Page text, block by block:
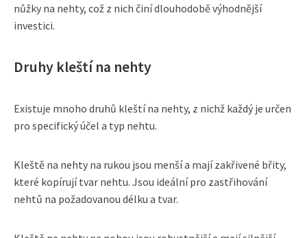
nůžky na nehty, což z nich činí dlouhodobě výhodnější
investici.
Druhy kleští na nehty
Existuje mnoho druhů kleští na nehty, z nichž každý je určen
pro specifický účel a typ nehtu.
Kleště na nehty na rukou jsou menší a mají zakřivené břity,
které kopírují tvar nehtu. Jsou ideální pro zastřihování
nehtů na požadovanou délku a tvar.